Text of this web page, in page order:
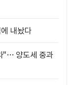
내놨다
"… 양도세 중과